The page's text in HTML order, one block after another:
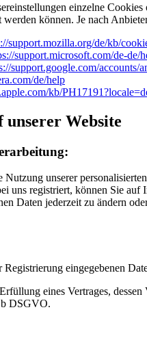
einzelne
können. Je nach
support.mozilla.org/de/kb/
support.microsoft.com/de-de/
support.google.com/accounts/
de/help
kb/
Website
unserer
uns registriert, können Sie
Daten jederzeit zu ändern
Registrierung eingegebenen
eines Vertrages,
DSGVO.